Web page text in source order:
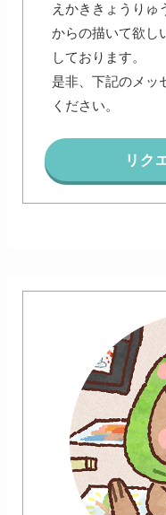
えかききょうりゅ
からの描いて欲し
しております。
是非、下記のメッ
ください。
リク